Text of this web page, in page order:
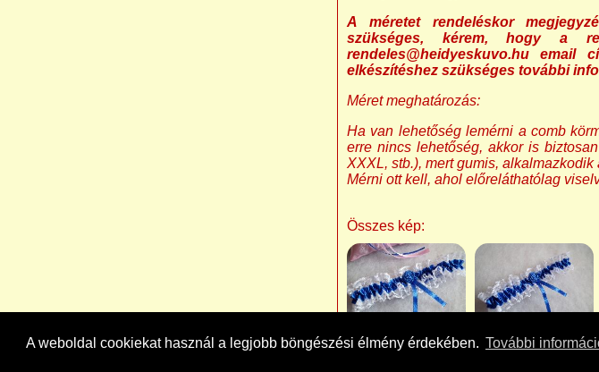
A weboldal cookiekat használ a legjobb böngészési élmény érdekében. További
A méretet rendeléskor
szükséges, kérem, hogy a
rendeles@heidyeskuvo.hu email
elkészítéshez szükséges további
Méret meghatározás:
Ha van lehetőség lemérni a comb
erre nincs lehetőség, akkor is
XXXL, stb.), mert gumis, alkalmazkodik
Mérni ott kell, ahol előreláthatólag
Összes kép: